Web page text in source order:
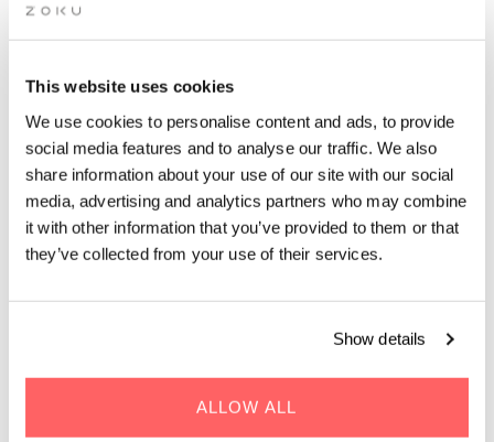
This website uses cookies
We use cookies to personalise content and ads, to provide
social media features and to analyse our traffic. We also
share information about your use of our site with our social
media, advertising and analytics partners who may combine
it with other information that you’ve provided to them or that
they’ve collected from your use of their services.
Show details
ALLOW ALL
KIRSEBÆRBLOMSTER PÅ
Oplev lokal kunst med udsigt!
HVORNÅR | Fra 09. april
PRIS | Gratis adgang